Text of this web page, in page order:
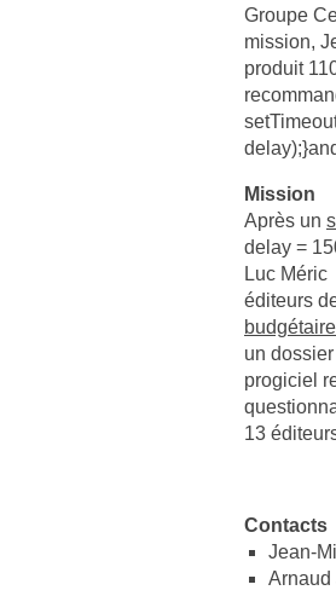
Groupe
mission,
produit
recomm
delay);}
Mission
Après un
delay =
Luc
éditeurs
un
progiciel
13
Contacts
Jean-
Arnaud